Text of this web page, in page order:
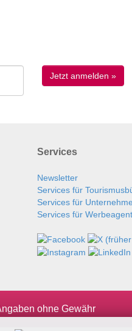
Services
Newsletter
Services für
Services für
Services für
ohne Gewähr